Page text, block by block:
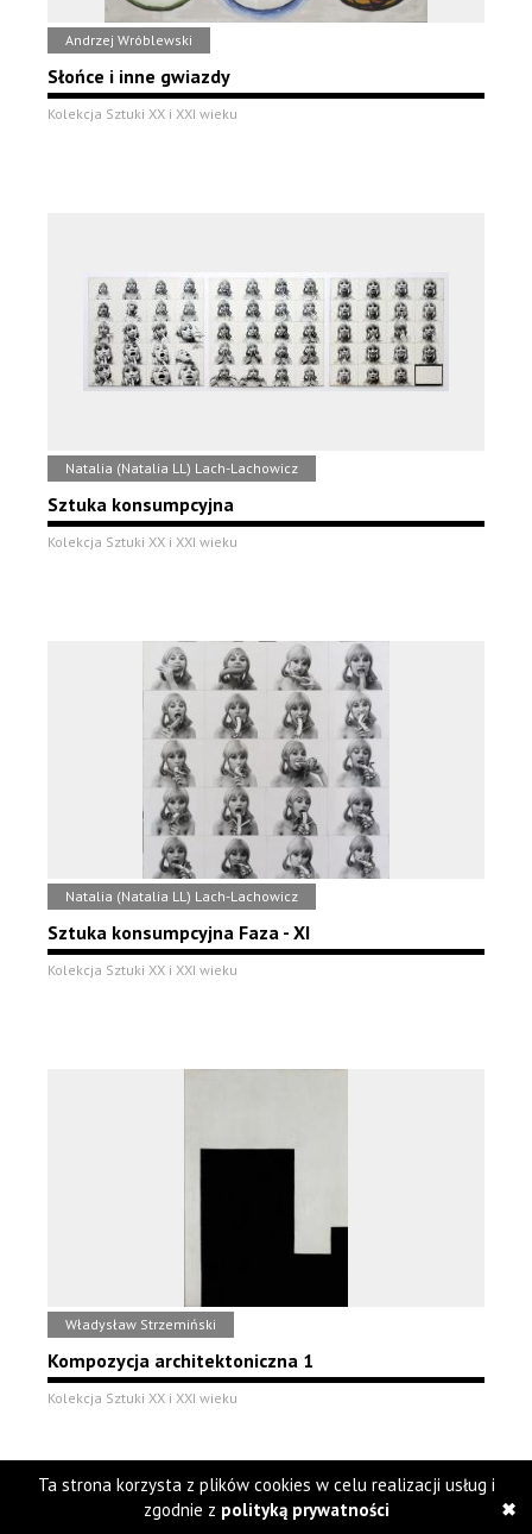
Andrzej Wróblewski
Słońce i inne gwiazdy
Kolekcja Sztuki XX i XXI wieku
Natalia (Natalia LL) Lach-Lachowicz
Sztuka konsumpcyjna
Kolekcja Sztuki XX i XXI wieku
Natalia (Natalia LL) Lach-Lachowicz
Sztuka konsumpcyjna Faza - XI
Kolekcja Sztuki XX i XXI wieku
Władysław Strzemiński
Kompozycja architektoniczna 1
Kolekcja Sztuki XX i XXI wieku
Ta strona korzysta z plików cookies w celu realizacji usług i
zgodnie z polityką prywatności